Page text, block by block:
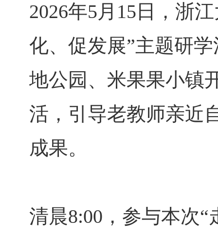
2026年5月15日，浙
化、促发展”主题研
地公园、米果果小镇
活，引导老教师亲近
成果。
清晨8:00，参与本次“